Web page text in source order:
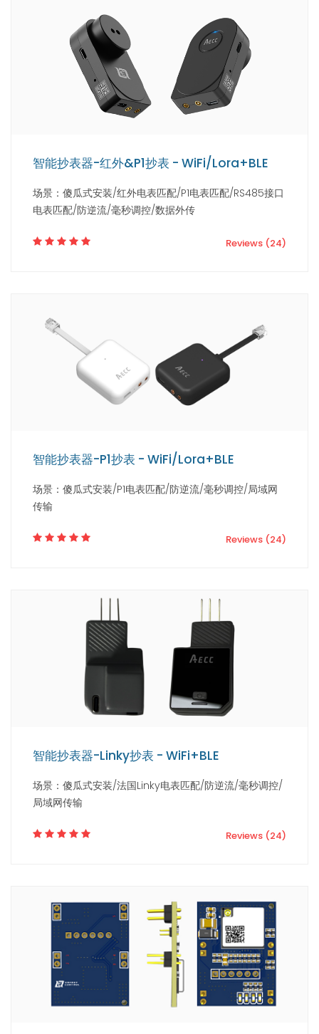
智能抄表器-红外&P1抄表 - WiFi/Lora+BLE
场景：傻瓜式安装/红外电表匹配/P1电表匹配/RS485接口
电表匹配/防逆流/毫秒调控/数据外传
Reviews (24)
智能抄表器-P1抄表 - WiFi/Lora+BLE
场景：傻瓜式安装/P1电表匹配/防逆流/毫秒调控/局域网
传输
Reviews (24)
智能抄表器-Linky抄表 - WiFi+BLE
场景：傻瓜式安装/法国Linky电表匹配/防逆流/毫秒调控/
局域网传输
Reviews (24)